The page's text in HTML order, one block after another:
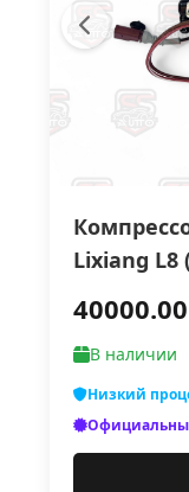
Lixiang L8
В наличии
Низкий